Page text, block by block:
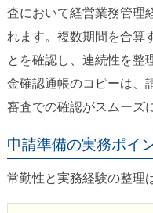
査において経営業務管理
れます。複数期間を合算
とを確認し、連続性を整
金確認通帳のコピーは、
審査での確認がスムーズ
申請準備の実務ポイ
常勤性と実務経験の整理